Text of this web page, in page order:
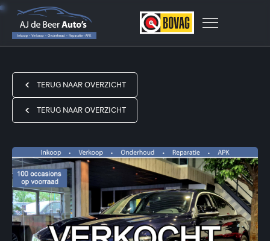
TERUG NAAR OVERZICHT
TERUG NAAR OVERZICHT